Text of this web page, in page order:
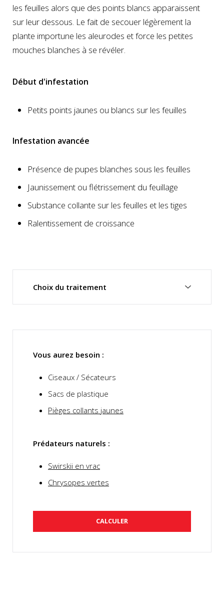
les feuilles alors que des points blancs apparaissent
sur leur dessous. Le fait de secouer légèrement la
plante importune les aleurodes et force les petites
mouches blanches à se révéler.
Début d'infestation
Petits points jaunes ou blancs sur les feuilles
Infestation avancée
Présence de pupes blanches sous les feuilles
Jaunissement ou flétrissement du feuillage
Substance collante sur les feuilles et les tiges
Ralentissement de croissance
Choix du traitement
Vous aurez besoin :
Ciseaux / Sécateurs
Sacs de plastique
Pièges collants jaunes
Prédateurs naturels :
Swirskii en vrac
Chrysopes vertes
CALCULER